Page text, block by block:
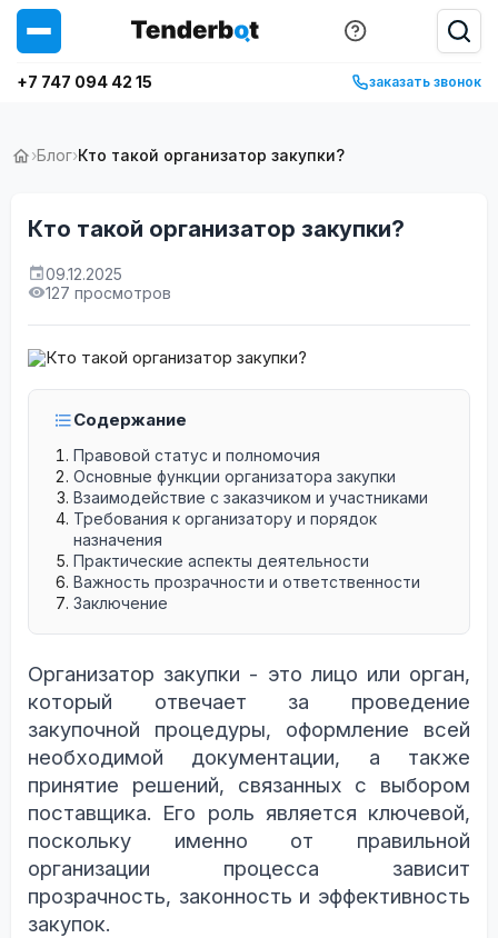
+7 747 094 42 15 заказать звонок
›Блог›Кто такой организатор закупки?
Кто такой организатор закупки?
09.12.2025
127 просмотров
Содержание
Правовой статус и полномочия
Основные функции организатора закупки
Взаимодействие с заказчиком и участниками
Требования к организатору и порядок
назначения
Практические аспекты деятельности
Важность прозрачности и ответственности
Заключение
Организатор закупки - это лицо или орган,
который отвечает за проведение
закупочной процедуры, оформление всей
необходимой документации, а также
принятие решений, связанных с выбором
поставщика. Его роль является ключевой,
поскольку именно от правильной
организации процесса зависит
прозрачность, законность и эффективность
закупок.